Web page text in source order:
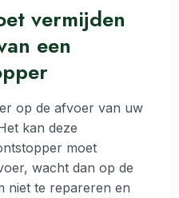
vermijden
een
op de afvoer van uw
kan deze
moet
wacht dan op de
niet te repareren en